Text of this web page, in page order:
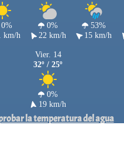
0%
km/h
0%
22 km/h
53%
15 km/h
Vier. 14
32º / 25º
0%
19 km/h
la temperatura del agua